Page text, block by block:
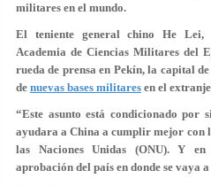
militares en el mundo.
El teniente general chino He Lei,
Academia de Ciencias Militares del
rueda de prensa en Pekín, la capital
de nuevas bases militares en el
“Este asunto está condicionado por
ayudara a China a cumplir mejor con
las Naciones Unidas (ONU). Y
aprobación del país en donde se vaya